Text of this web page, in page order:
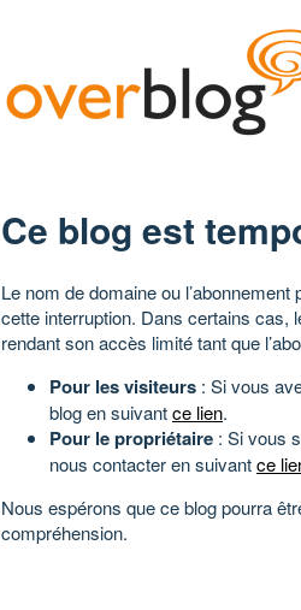
Ce blog est
Le nom de domaine ou
cette interruption. Dans certains cas,
rendant son accès limité tant que
Pour les visiteurs : Si vous
blog en suivantce lien.
Pour le propriétaire : Si vous
nous contacter en suivantce
Nous espérons que ce blog pourra
compréhension.